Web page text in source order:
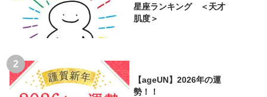
星座ランキング ＜天才
肌度＞
【ageUN】2026年の運
勢！！